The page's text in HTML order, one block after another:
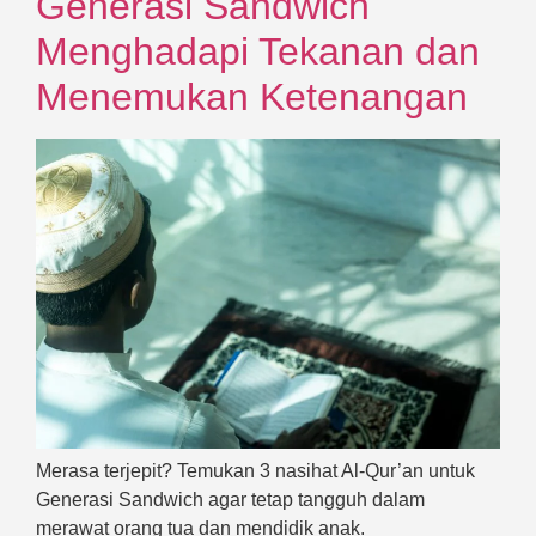
Menghadapi Tekanan dan
Menemukan Ketenangan
Merasa terjepit? Temukan 3 nasihat Al-Qur’an untuk
Generasi Sandwich agar tetap tangguh dalam
merawat orang tua dan mendidik anak.